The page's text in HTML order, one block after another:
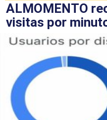
ALMOMENTO
visitas por